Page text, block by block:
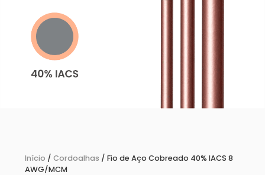
Início / Cordoalhas / Fio de Aço Cobreado 40% IACS 8
AWG/MCM